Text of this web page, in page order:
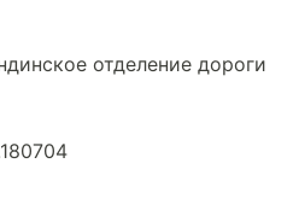
отделение дороги